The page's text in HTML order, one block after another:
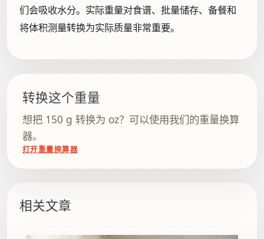
们会吸收水分。实际重量对食谱、批量储存、备餐和
将体积测量转换为实际质量非常重要。
转换这个重量
想把 150 g 转换为 oz？可以使用我们的重量换算
器。
打开重量换算器
相关文章